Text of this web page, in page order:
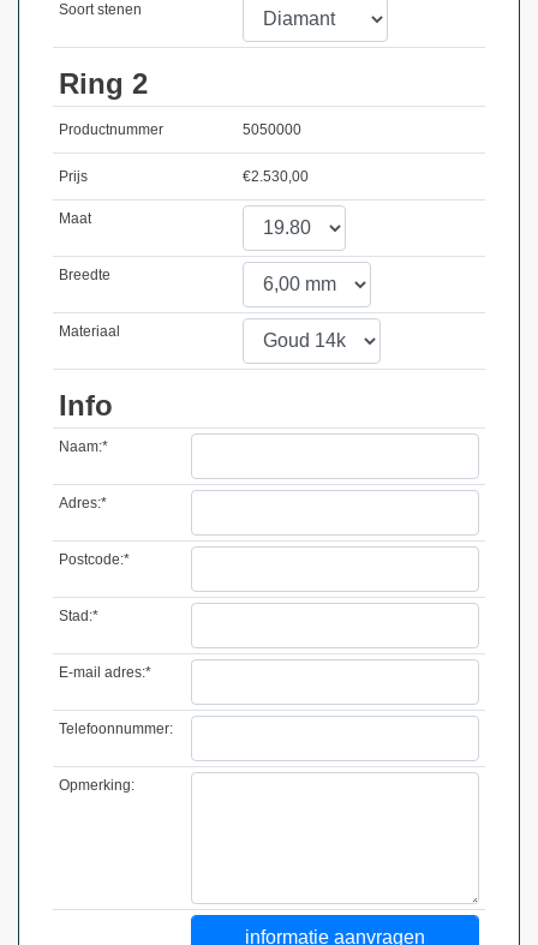
Soort stenen
Ring 2
Productnummer 5050000
Prijs €2.530,00
Maat
Breedte
Materiaal
Info
Naam:*
Adres:*
Postcode:*
Stad:*
E-mail adres:*
Telefoonnummer:
Opmerking: